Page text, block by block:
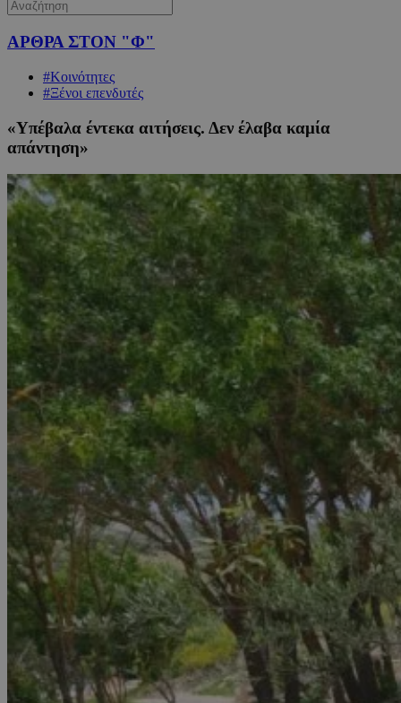
ΑΡΘΡΑ ΣΤΟΝ "Φ"
#Κοινότητες
#Ξένοι επενδυτές
«Υπέβαλα έντεκα αιτήσεις. Δεν έλαβα καμία
απάντηση»